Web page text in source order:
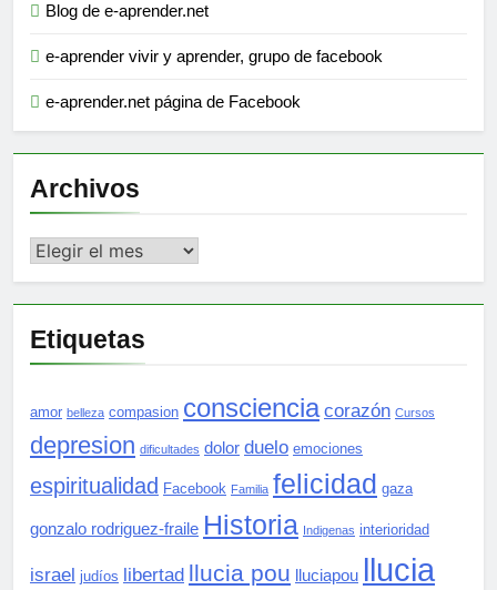
Blog de e-aprender.net
e-aprender vivir y aprender, grupo de facebook
e-aprender.net página de Facebook
Archivos
Archivos
Etiquetas
amor belleza compasion consciencia corazón Cursos
depresion dificultades dolor duelo emociones
espiritualidad Facebook Familia felicidad gaza
gonzalo rodriguez-fraile Historia Indigenas interioridad
israel judíos libertad llucia pou lluciapou llucia